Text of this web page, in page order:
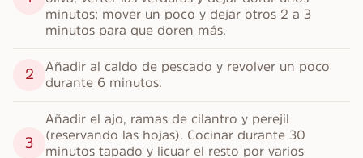
minutos; mover un poco y dejar otros 2 a 3
minutos para que doren más.
2
Añadir al caldo de pescado y revolver un poco
durante 6 minutos.
3
Añadir el ajo, ramas de cilantro y perejil
(reservando las hojas). Cocinar durante 30
minutos tapado y licuar el resto por varios